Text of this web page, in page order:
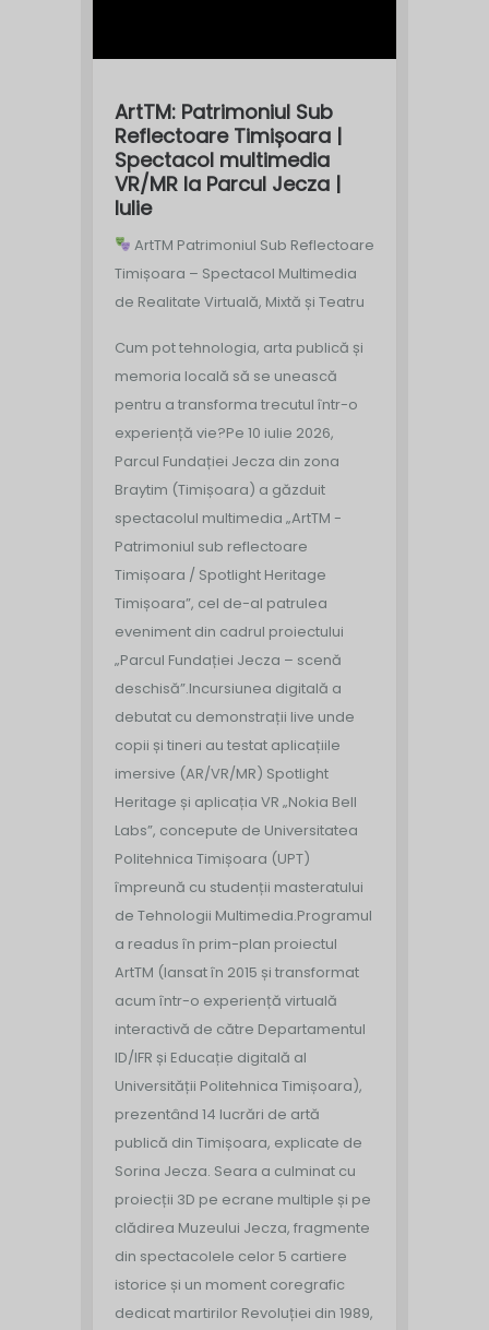
ArtTM: Patrimoniul Sub
Reflectoare Timișoara |
Spectacol multimedia
VR/MR la Parcul Jecza |
Iulie
ArtTM Patrimoniul Sub Reflectoare
Timișoara – Spectacol Multimedia
de Realitate Virtuală, Mixtă și Teatru
Cum pot tehnologia, arta publică și
memoria locală să se unească
pentru a transforma trecutul într-o
experiență vie?Pe 10 iulie 2026,
Parcul Fundației Jecza din zona
Braytim (Timișoara) a găzduit
spectacolul multimedia „ArtTM -
Patrimoniul sub reflectoare
Timișoara / Spotlight Heritage
Timișoara”, cel de-al patrulea
eveniment din cadrul proiectului
„Parcul Fundației Jecza – scenă
deschisă”.Incursiunea digitală a
debutat cu demonstrații live unde
copii și tineri au testat aplicațiile
imersive (AR/VR/MR) Spotlight
Heritage și aplicația VR „Nokia Bell
Labs”, concepute de Universitatea
Politehnica Timișoara (UPT)
împreună cu studenții masteratului
de Tehnologii Multimedia.Programul
a readus în prim-plan proiectul
ArtTM (lansat în 2015 și transformat
acum într-o experiență virtuală
interactivă de către Departamentul
ID/IFR și Educație digitală al
Universității Politehnica Timișoara),
prezentând 14 lucrări de artă
publică din Timișoara, explicate de
Sorina Jecza. Seara a culminat cu
proiecții 3D pe ecrane multiple și pe
clădirea Muzeului Jecza, fragmente
din spectacolele celor 5 cartiere
istorice și un moment coregrafic
dedicat martirilor Revoluției din 1989,